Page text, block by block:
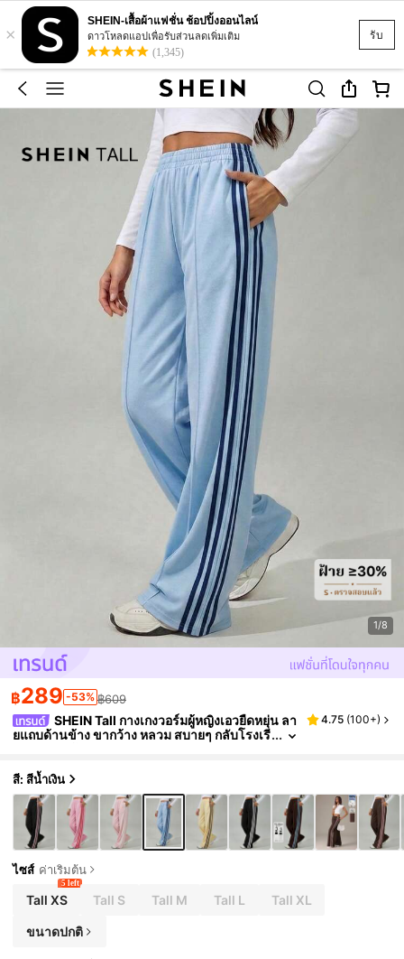
รับ
×
SHEIN-เสื้อผ้าแฟชั่น ช้อปปิ้งออนไลน์
ดาวโหลดแอปเพื่อรับส่วนลดเพิ่มเติม
(1,345)
1/8
฿289 -53% ฿609
SHEIN Tall กางเกงวอร์มผู้หญิงเอวยืดหยุ่น ลา
ยแถบด้านข้าง ขากว้าง หลวม สบายๆ กลับโรงเรี
4.75 (100+)
สี: สีน้ำเงิน
ไซส์ ค่าเริ่มต้น
Tall XS
5 left
Tall S Tall M Tall L Tall XL
ขนาดปกติ